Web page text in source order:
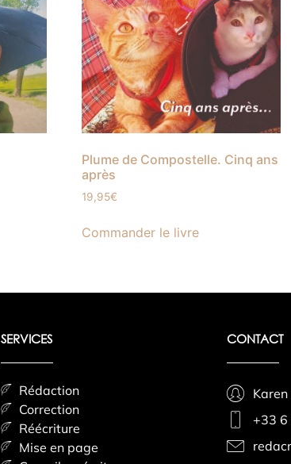
Plume de Compostelle. Cinq ans
après
19,95€
Commander le livre
SERVICES
Rédaction
Correction
Réécriture
Mise en page
CONTACT
+33 6